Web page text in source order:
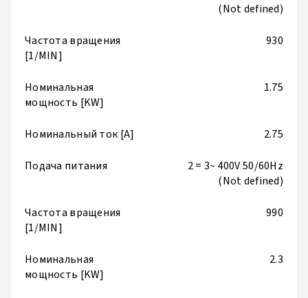
(Not defined)
Частота вращения
[1/MIN]
930
Номинальная
мощность [KW]
1.75
Номинальный ток [A] 2.75
Подача питания
2 = 3~ 400V 50/60Hz
(Not defined)
Частота вращения
[1/MIN]
990
Номинальная
мощность [KW]
2.3